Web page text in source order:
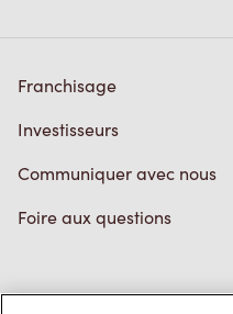
Franchisage
Investisseurs
Communiquer avec nous
Foire aux questions
Politique de confidentialité